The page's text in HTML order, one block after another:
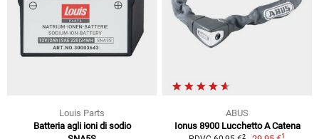
Louis Parts
Batteria agli ioni di sodio
ABUS
Ionus 8900 Lucchetto A Catena
2 1